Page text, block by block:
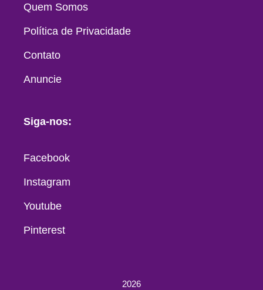
Quem Somos
Política de Privacidade
Contato
Anuncie
Siga-nos:
Facebook
Instagram
Youtube
Pinterest
2026